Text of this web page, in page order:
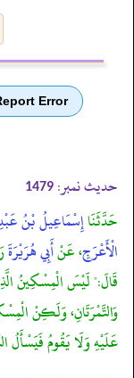
Error
حدیث نمبر: 1479
حَدَّثَنَاإِسْمَاعِيلُ بْنُ
الْأَعْرَجِ، عَنْأَبِي هُرَيْرَةَ
قَالَ:" لَيْسَ الْمِسْكِينُ
وَالتَّمْرَتَانِ، وَلَكِنْ
عَلَيْهِ وَلَا يَقُومُ فَيَسْأَلُ